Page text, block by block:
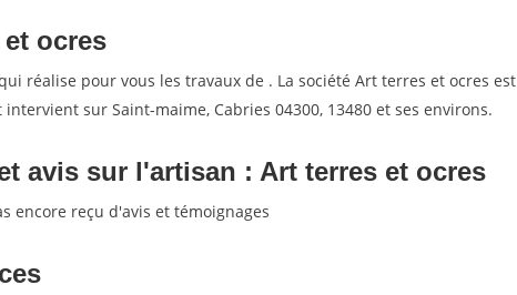
ocres
réalise pour vous les travaux de . La société Art terres et ocres est
sur Saint-maime, Cabries 04300, 13480 et ses environs.
avis sur l'artisan : Art terres et ocres
encore reçu d'avis et témoignages